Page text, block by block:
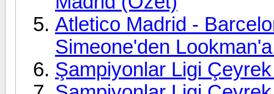
Atletico Madrid -
Simeone'den
Şampiyonlar Ligi